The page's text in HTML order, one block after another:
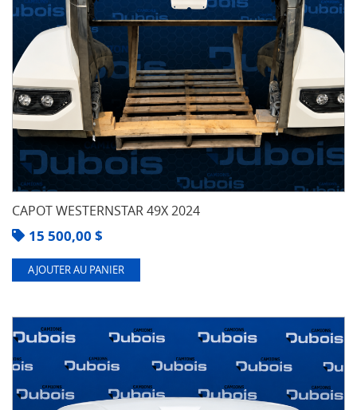
CAPOT WESTERNSTAR 49X 2024
15 500,00 $
AJOUTER AU PANIER